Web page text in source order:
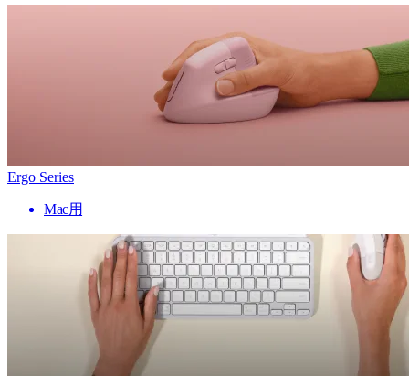
Ergo Series
Mac用